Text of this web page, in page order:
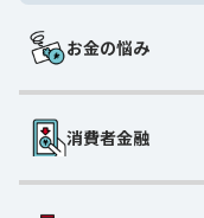
お金の悩み
消費者金融